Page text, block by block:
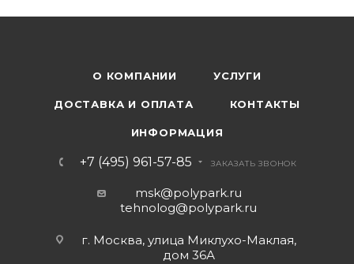
О КОМПАНИИ УСЛУГИ
ДОСТАВКА И ОПЛАТА КОНТАКТЫ
ИНФОРМАЦИЯ
+7 (495) 961-57-85 ЗАКАЗАТЬ ЗВОНОК
msk@polypark.ru
tehnolog@polypark.ru
г. Москва, улица Миклухо-Маклая,
дом 36А